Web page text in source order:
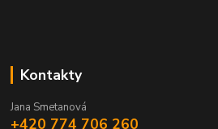
Kontakty
Jana Smetanová
+420 774 706 260